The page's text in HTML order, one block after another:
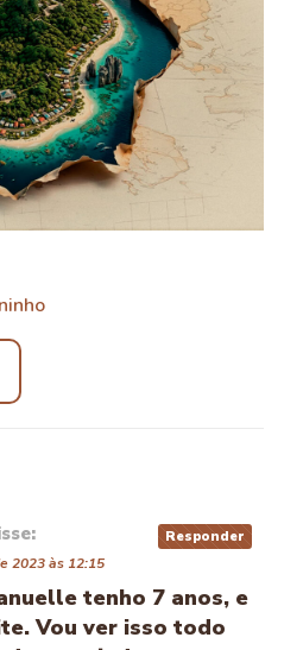
2023 às 12:15
tenho 7 anos, e
Vou ver isso todo
Responder